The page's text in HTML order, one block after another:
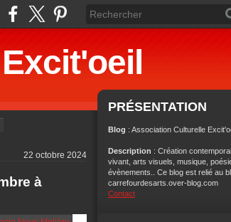
22 octobre 2024
à
PRÉSENTATION
Blog : Association Culturelle
Description : Création
vivant, arts visuels, musique,
évènements.. Ce blog est relié au
carrefourdesarts.over-blog.com
Contact